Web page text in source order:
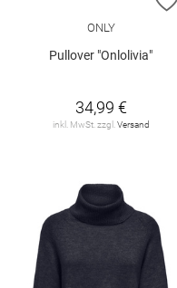
ONLY
Pullover "Onlolivia"
34,99 €
inkl. MwSt. zzgl. Versand